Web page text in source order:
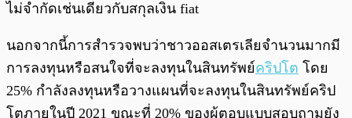
ไม่จำกัดเช่นเดียวกับสกุลเงิน fiat
นอกจากนี้การสำรวจพบว่าชาวออสเตรเลียจำนวนมากมี
การลงทุนหรือสนใจที่จะลงทุนในสินทรัพย์คริปโต โดย
25% กำลังลงทุนหรือวางแผนที่จะลงทุนในสินทรัพย์คริป
โตภายในปี 2021 ขณะที่ 20% ของผู้ตอบแบบสอบถามยัง